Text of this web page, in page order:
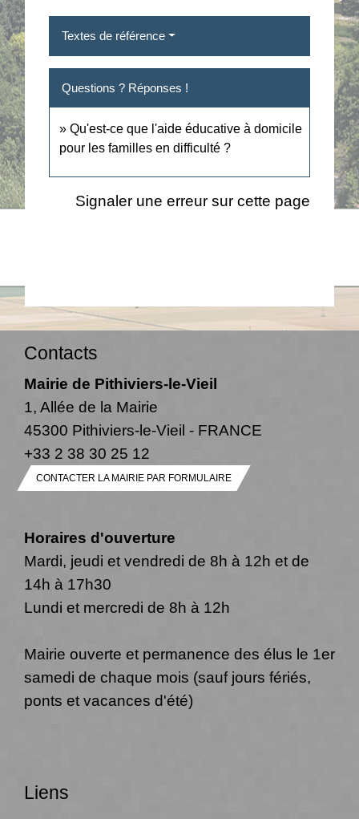
Textes de référence
Questions ? Réponses !
Qu'est-ce que l'aide éducative à domicile
pour les familles en difficulté ?
Signaler une erreur sur cette page
Contacts
Mairie de Pithiviers-le-Vieil
1, Allée de la Mairie
45300 Pithiviers-le-Vieil - FRANCE
+33 2 38 30 25 12
CONTACTER LA MAIRIE PAR FORMULAIRE
Horaires d'ouverture
Mardi, jeudi et vendredi de 8h à 12h et de
14h à 17h30
Lundi et mercredi de 8h à 12h
Mairie ouverte et permanence des élus le 1er
samedi de chaque mois (sauf jours fériés,
ponts et vacances d'été)
Liens